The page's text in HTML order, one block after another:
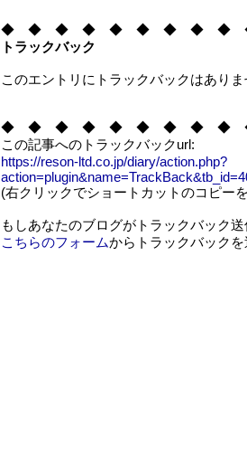
◆ ◆ ◆ ◆ ◆ ◆ ◆ ◆ ◆
トラックバック
このエントリにトラックバックはありま
◆ ◆ ◆ ◆ ◆ ◆ ◆ ◆ ◆
この記事へのトラックバックurl:
https://reson-ltd.co.jp/diary/action.php?
(右クリックでショートカットのコピー
もしあなたのブログがトラックバック
こちらのフォームからトラックバック